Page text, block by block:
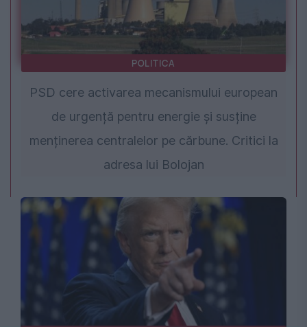
POLITICA
PSD cere activarea mecanismului european
de urgență pentru energie și susține
menținerea centralelor pe cărbune. Critici la
adresa lui Bolojan